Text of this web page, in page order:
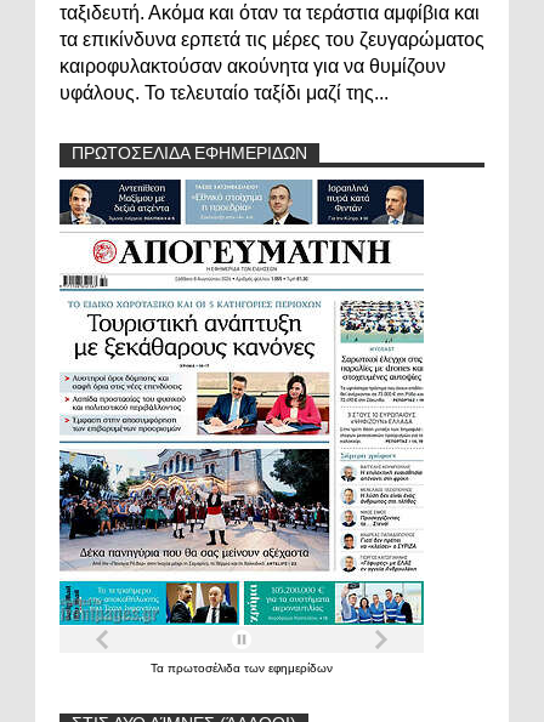
ταξιδευτή. Ακόμα και όταν τα τεράστια αμφίβια και
τα επικίνδυνα ερπετά τις μέρες του ζευγαρώματος
καιροφυλακτούσαν ακούνητα για να θυμίζουν
υφάλους. Το τελευταίο ταξίδι μαζί της...
ΠΡΩΤΟΣΕΛΙΔΑ ΕΦΗΜΕΡΙΔΩΝ
Τα πρωτοσέλιδα των εφημερίδων